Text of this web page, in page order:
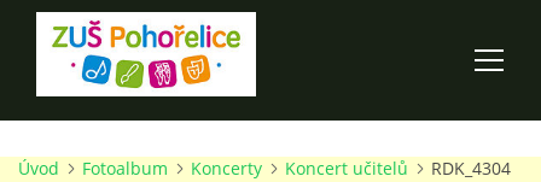
ÚVOD
Úvod Fotoalbum Koncerty Koncert učitelů RDK_4304